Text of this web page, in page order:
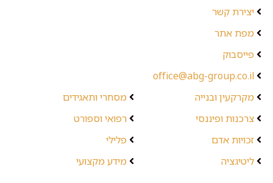
יצירת קשר
מפת אתר
פייסבוק
office@abg-group.co.il
מקרקעין ובנייה
צרכנות ופיננסי
זכויות אדם
ליטיגציה
מסחרי ותאגידים
רפואי וספורט
פלילי
מידע מקצועי